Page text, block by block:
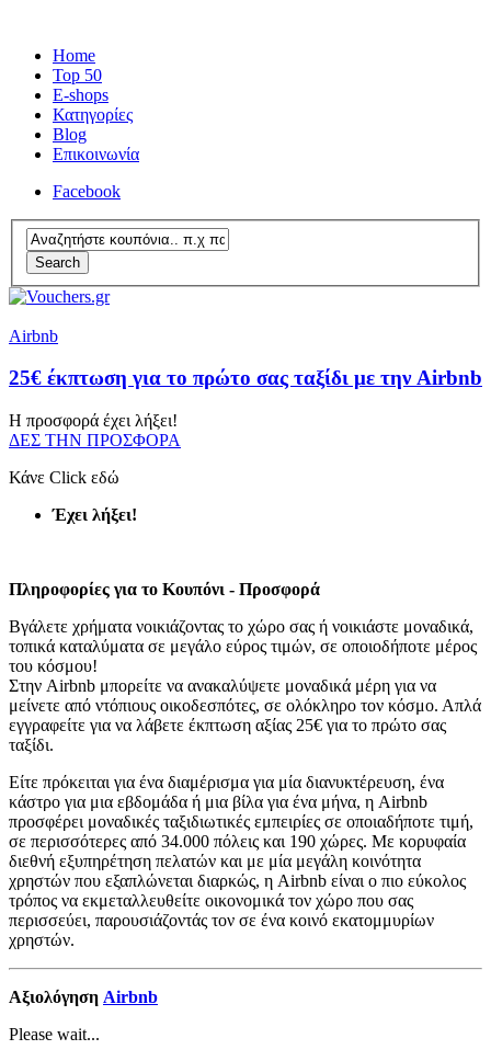
Home
Top 50
E-shops
Κατηγορίες
Blog
Επικοινωνία
Facebook
Search
Airbnb
25€ έκπτωση για το πρώτο σας ταξίδι με την Airbnb
Η προσφορά έχει λήξει!
ΔΕΣ ΤΗΝ ΠΡΟΣΦΟΡΑ
Κάνε Click εδώ
Έχει λήξει!
Πληροφορίες για το Κουπόνι - Προσφορά
Βγάλετε χρήματα νοικιάζοντας το χώρο σας ή νοικιάστε μοναδικά,
τοπικά καταλύματα σε μεγάλο εύρος τιμών, σε οποιοδήποτε μέρος
του κόσμου!
Στην Airbnb μπορείτε να ανακαλύψετε μοναδικά μέρη για να
μείνετε από ντόπιους οικοδεσπότες, σε ολόκληρο τον κόσμο. Απλά
εγγραφείτε για να λάβετε έκπτωση αξίας 25€ για το πρώτο σας
ταξίδι.
Είτε πρόκειται για ένα διαμέρισμα για μία διανυκτέρευση, ένα
κάστρο για μια εβδομάδα ή μια βίλα για ένα μήνα, η Airbnb
προσφέρει μοναδικές ταξιδιωτικές εμπειρίες σε οποιαδήποτε τιμή,
σε περισσότερες από 34.000 πόλεις και 190 χώρες. Με κορυφαία
διεθνή εξυπηρέτηση πελατών και με μία μεγάλη κοινότητα
χρηστών που εξαπλώνεται διαρκώς, η Airbnb είναι ο πιο εύκολος
τρόπος να εκμεταλλευθείτε οικονομικά τον χώρο που σας
περισσεύει, παρουσιάζοντάς τον σε ένα κοινό εκατομμυρίων
χρηστών.
Αξιολόγηση Airbnb
Please wait...